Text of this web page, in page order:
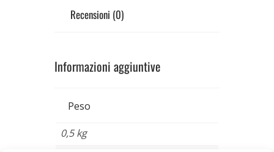
Recensioni (0)
Informazioni aggiuntive
Peso
0,5 kg